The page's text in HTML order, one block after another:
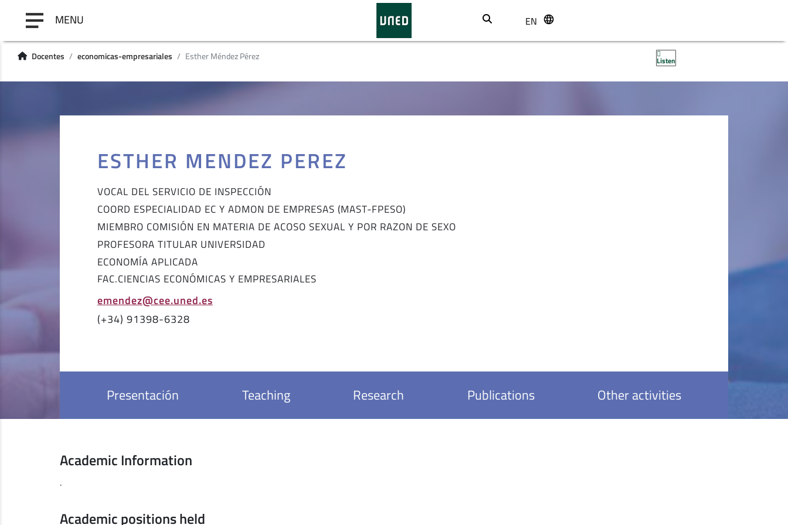
MENU BuscarEN
Docentes economicas-empresariales Esther Méndez Pérez Listen
Presentación Teaching Research Publications Other activities
ESTHER MENDEZ PEREZ
VOCAL DEL SERVICIO DE INSPECCIÓN
COORD ESPECIALIDAD EC Y ADMON DE EMPRESAS (MAST-FPESO)
MIEMBRO COMISIÓN EN MATERIA DE ACOSO SEXUAL Y POR RAZON DE SEXO
PROFESORA TITULAR UNIVERSIDAD
ECONOMÍA APLICADA
FAC.CIENCIAS ECONÓMICAS Y EMPRESARIALES
emendez@cee.uned.es
(+34) 91398-6328
Academic Information
.
Academic positions held